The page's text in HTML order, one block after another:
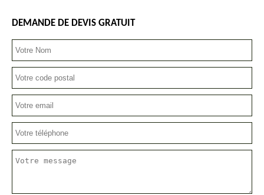
DEMANDE DE DEVIS GRATUIT